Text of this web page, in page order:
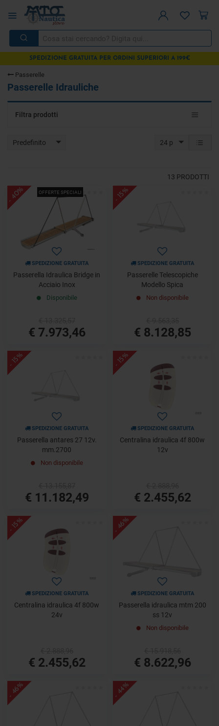
SPEDIZIONE GRATUITA PER ORDINI SUPERIORI A 199€
Passerelle
Passerelle Idrauliche
Toggle
Filtra prodotti
Predefinito 24 p
13 PRODOTTI
OFFERTE SPECIALI
- 40%
SPEDIZIONE GRATUITA
Passerella Idraulica Bridge in
Acciaio Inox
Disponibile
€ 7.973,46
- 15%
SPEDIZIONE GRATUITA
Passerelle Telescopiche
Modello Spica
Non disponibile
€ 8.128,85
- 15%
SPEDIZIONE GRATUITA
Passerella antares 27 12v.
mm.2700
Non disponibile
€ 11.182,49
- 15%
SPEDIZIONE GRATUITA
Centralina idraulica 4f 800w
12v
€ 2.455,62
- 15%
SPEDIZIONE GRATUITA
Centralina idraulica 4f 800w
24v
€ 2.455,62
- 46%
SPEDIZIONE GRATUITA
Passerella idraulica mtm 200
ss 12v
Non disponibile
€ 8.622,96
- 46% - 44%